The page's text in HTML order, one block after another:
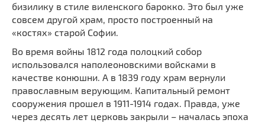
бизилику в стиле виленского барокко. Это был уже
совсем другой храм, просто построенный на
«костях» старой Софии.
Во время войны 1812 года полоцкий собор
использовался наполеоновскими войсками в
качестве конюшни. А в 1839 году храм вернули
православным верующим. Капитальный ремонт
сооружения прошел в 1911-1914 годах. Правда, уже
через десять лет церковь закрыли – началась эпоха